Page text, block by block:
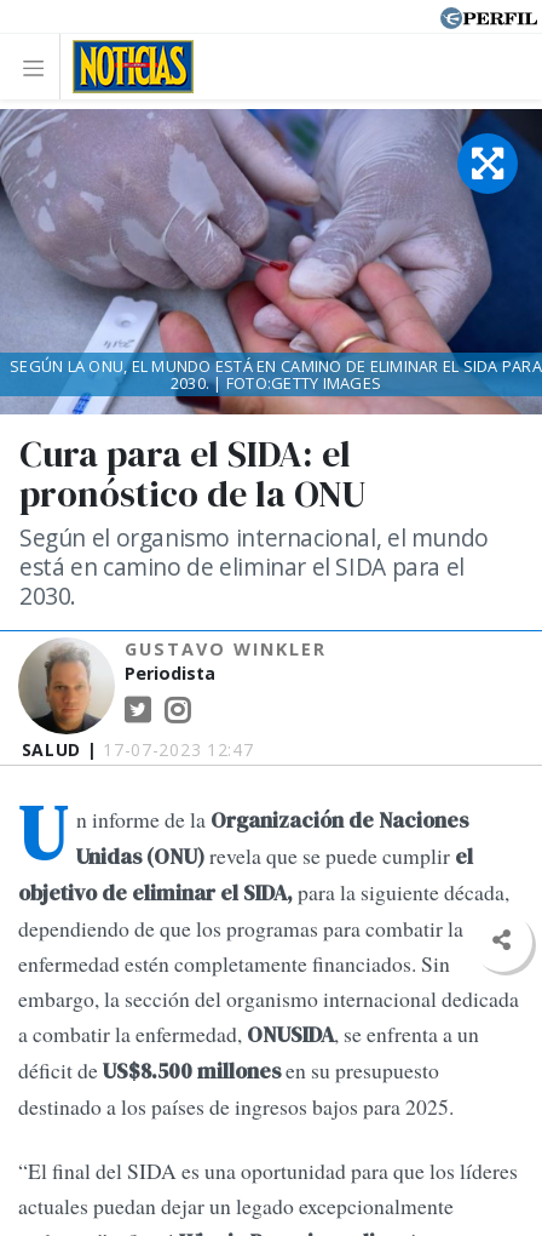
SALUD | 17-07-2023 12:47
Cura para el SIDA: el
pronóstico de la ONU
Según el organismo internacional, el mundo
está en camino de eliminar el SIDA para el
2030.
GUSTAVO WINKLER
Periodista
SEGÚN LA ONU, EL MUNDO ESTÁ EN CAMINO DE ELIMINAR EL SIDA PARA
2030. | FOTO:GETTY IMAGES
U n informe de la Organización de Naciones
Unidas (ONU)revela que se puede cumplir el
objetivo de eliminar el SIDA,para la siguiente década,
dependiendo de que los programas para combatir la
enfermedad estén completamente financiados. Sin
embargo, la sección del organismo internacional dedicada
a combatir la enfermedad, ONUSIDA, se enfrenta a un
déficit deUS$8.500 millonesen su presupuesto
destinado a los países de ingresos bajos para 2025.
“El final del SIDA es una oportunidad para que los líderes
actuales puedan dejar un legado excepcionalmente